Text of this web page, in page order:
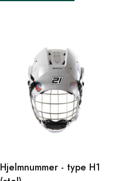
Hjelmnummer - type H1